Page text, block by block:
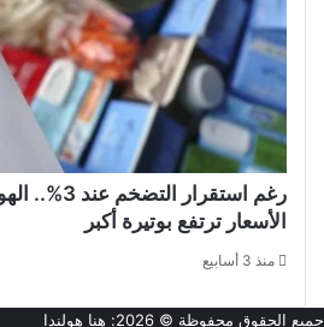
رغم استقرار
الأسعار ترتفع بوتيرة أكبر
منذ 3 أسابيع
جميع الحقوق محفوظة © 2026: هنا هولندا